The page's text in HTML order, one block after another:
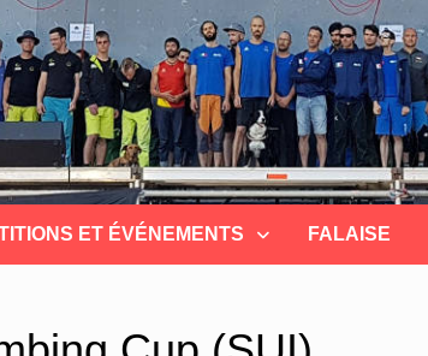
ET ÉVÉNEMENTS FALAISE